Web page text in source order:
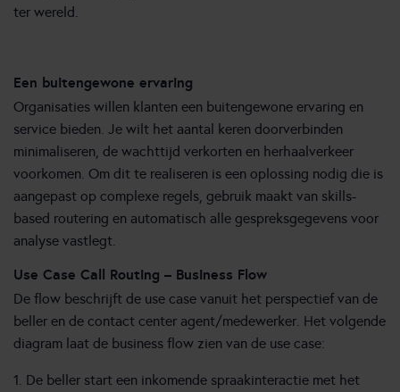
ter wereld.
Een buitengewone ervaring
Organisaties willen klanten een buitengewone ervaring en
service bieden. Je wilt het aantal keren doorverbinden
minimaliseren, de wachttijd verkorten en herhaalverkeer
voorkomen. Om dit te realiseren is een oplossing nodig die is
aangepast op complexe regels, gebruik maakt van skills-
based routering en automatisch alle gespreksgegevens voor
analyse vastlegt.
Use Case Call Routing – Business Flow
De flow beschrijft de use case vanuit het perspectief van de
beller en de contact center agent/medewerker. Het volgende
diagram laat de business flow zien van de use case:
1. De beller start een inkomende spraakinteractie met het